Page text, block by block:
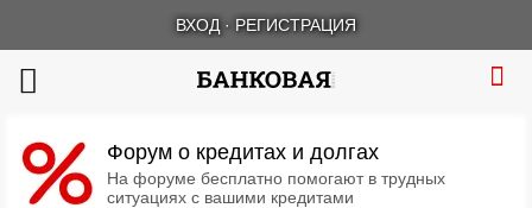
ВХОД · РЕГИСТРАЦИЯ
Форум о кредитах и долгах
На форуме бесплатно помогают в трудных
ситуациях с вашими кредитами